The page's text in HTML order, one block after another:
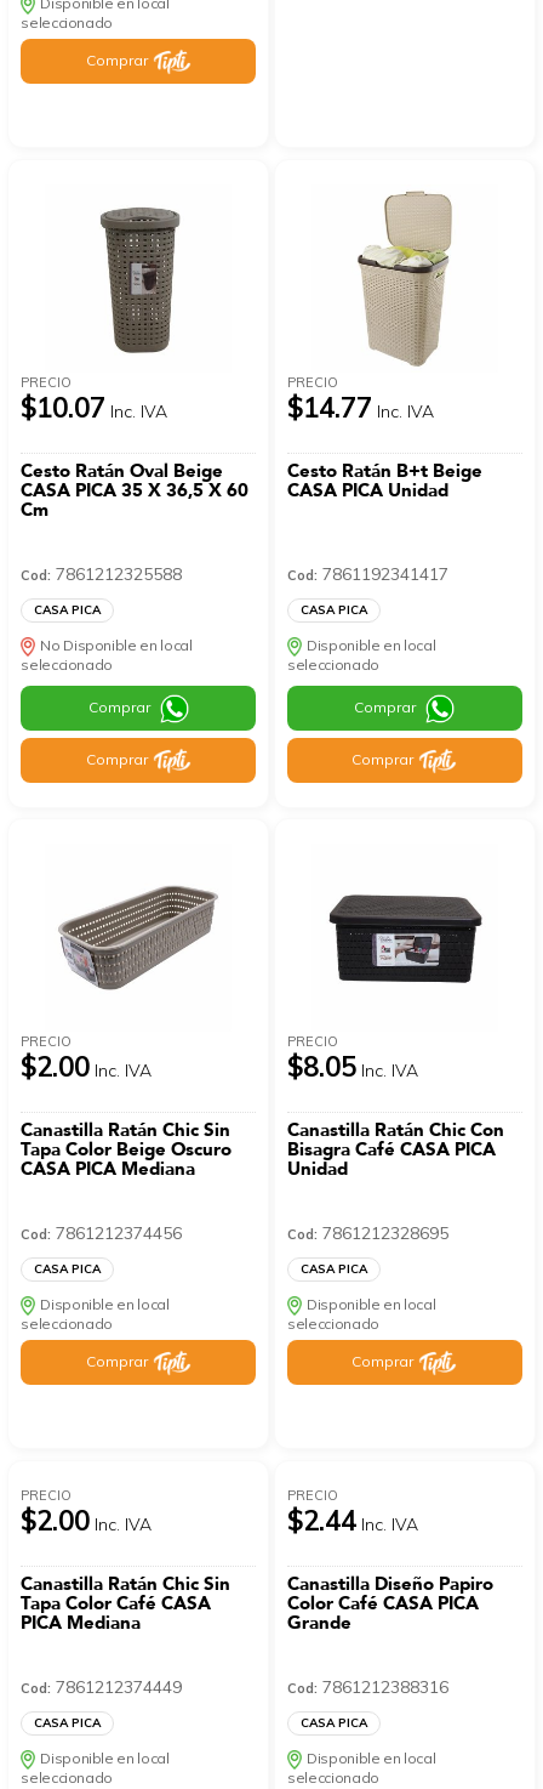
seleccionado
Comprar
PRECIO
$10.07 Inc. IVA
Cesto Ratán Oval Beige
CASA PICA 35 X 36,5 X 60
Cm
Cod: 7861212325588
CASA PICA
No Disponible en local
seleccionado
Comprar
Comprar
PRECIO
$14.77 Inc. IVA
Cesto Ratán B+t Beige
CASA PICA Unidad
Cod: 7861192341417
CASA PICA
Disponible en local
seleccionado
Comprar
Comprar
PRECIO
$2.00 Inc. IVA
Canastilla Ratán Chic Sin
Tapa Color Beige Oscuro
CASA PICA Mediana
Cod: 7861212374456
CASA PICA
Disponible en local
seleccionado
Comprar
PRECIO
$8.05 Inc. IVA
Canastilla Ratán Chic Con
Bisagra Café CASA PICA
Unidad
Cod: 7861212328695
CASA PICA
Disponible en local
seleccionado
Comprar
PRECIO
$2.00 Inc. IVA
Canastilla Ratán Chic Sin
Tapa Color Café CASA
PICA Mediana
Cod: 7861212374449
CASA PICA
Disponible en local
seleccionado
PRECIO
$2.44 Inc. IVA
Canastilla Diseño Papiro
Color Café CASA PICA
Grande
Cod: 7861212388316
CASA PICA
Disponible en local
seleccionado